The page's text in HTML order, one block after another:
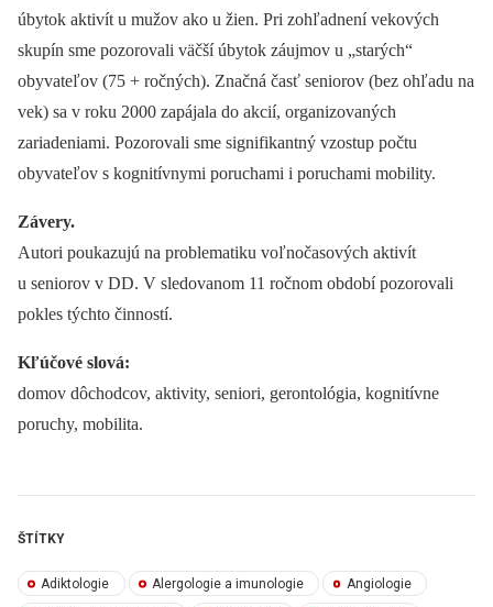
úbytok aktivít u mužov ako u žien. Pri zohľadnení vekových
skupín sme pozorovali väčší úbytok záujmov u „starých“
obyvateľov (75 + ročných). Značná časť seniorov (bez ohľadu na
vek) sa v roku 2000 zapájala do akcií, organizovaných
zariadeniami. Pozorovali sme signifikantný vzostup počtu
obyvateľov s kognitívnymi poruchami i poruchami mobility.
Závery.
Autori poukazujú na problematiku voľnočasových aktivít
u seniorov v DD. V sledovanom 11 ročnom období pozorovali
pokles týchto činností.
Kľúčové slová:
domov dôchodcov, aktivity, seniori, gerontológia, kognitívne
poruchy, mobilita.
ŠTÍTKY
Adiktologie Alergologie a imunologie Angiologie